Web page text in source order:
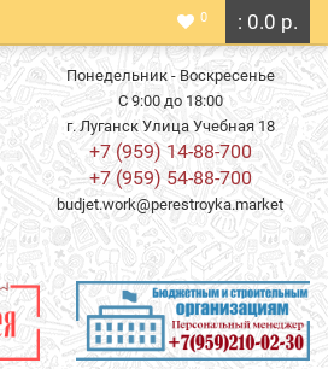
: 0.0 р.
0
Понедельник - Воскресенье
С 9:00 до 18:00
г. Луганск Улица Учебная 18
+7 (959) 14-88-700
+7 (959) 54-88-700
budjet.work@perestroyka.market